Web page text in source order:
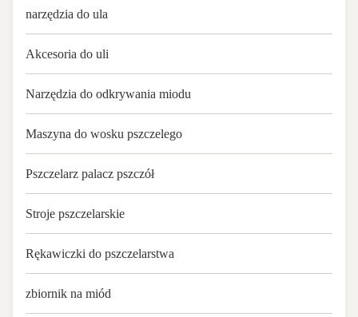
narzędzia do ula
Akcesoria do uli
Narzędzia do odkrywania miodu
Maszyna do wosku pszczelego
Pszczelarz palacz pszczół
Stroje pszczelarskie
Rękawiczki do pszczelarstwa
zbiornik na miód